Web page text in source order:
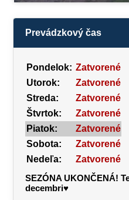
Prevádzkový čas
Pondelok: Zatvorené
Utorok:
Zatvorené
Streda:
Zatvorené
Štvrtok:
Zatvorené
Piatok:
Zatvorené
Sobota:
Zatvorené
Nedeľa:
Zatvorené
SEZÓNA UKONČENÁ!
decembri♥